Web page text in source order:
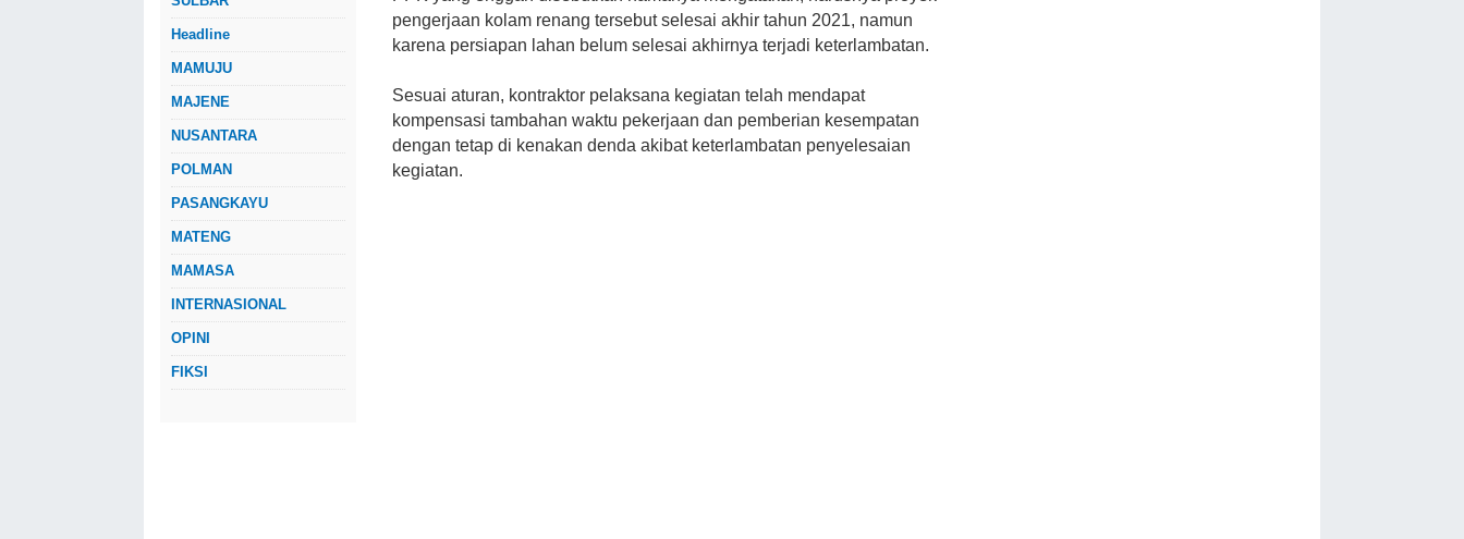
Headline
MAMUJU
MAJENE
NUSANTARA
POLMAN
PASANGKAYU
MATENG
MAMASA
INTERNASIONAL
OPINI
FIKSI
pengerjaan kolam renang tersebut selesai akhir tahun 2021, namun
karena persiapan lahan belum selesai akhirnya terjadi keterlambatan.
Sesuai aturan, kontraktor pelaksana kegiatan telah mendapat
kompensasi tambahan waktu pekerjaan dan pemberian kesempatan
dengan tetap di kenakan denda akibat keterlambatan penyelesaian
kegiatan.